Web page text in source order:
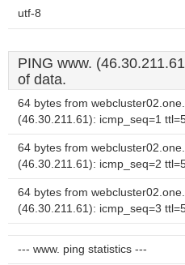
utf-8
PING www.
of data.
64 bytes from
(46.30.211.61): icmp_seq=1
64 bytes from
(46.30.211.61): icmp_seq=2
64 bytes from
(46.30.211.61): icmp_seq=3
--- www. ping statistics ---